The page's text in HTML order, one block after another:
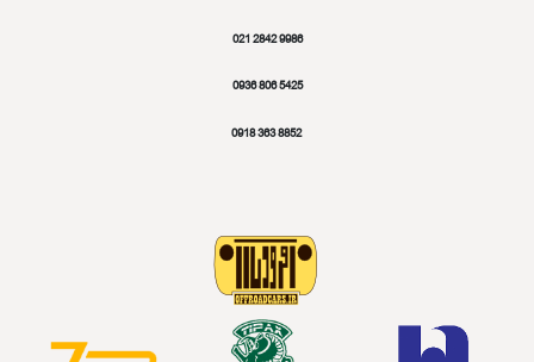
9986 2842 021
5425 806 0936
8852 363 0918